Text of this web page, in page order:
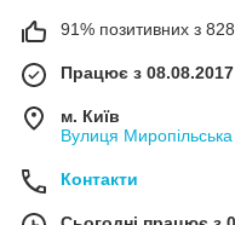
91% позитивних з 828
Працює з 08.08.2017
м. Київ
Вулиця
Контакти